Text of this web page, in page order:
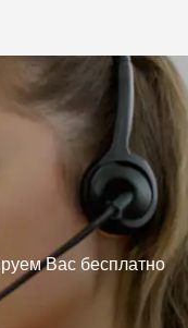
Вас бесплатно